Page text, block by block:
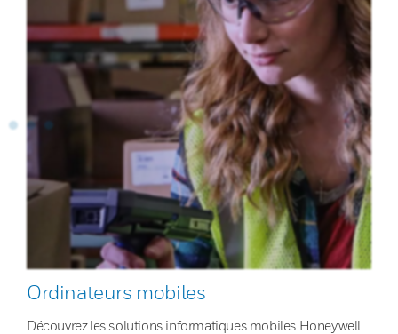
Ordinateurs mobiles
Découvrez les solutions informatiques mobiles Honeywell.